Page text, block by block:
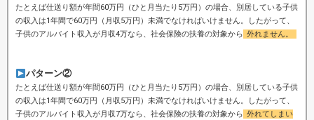
たとえば仕送り額が年間60万円（ひと月当たり5万円）の場合、別居している子供
の収入は1年間で60万円（月収5万円）未満でなければいけません。したがって、
子供のアルバイト収入が月収4万なら、社会保険の扶養の対象から 外れません。
パターン②
たとえば仕送り額が年間60万円（ひと月当たり5万円）の場合、別居している子供
の収入は1年間で60万円（月収5万円）未満でなければいけません。したがって、
子供のアルバイト収入が月収7万なら、社会保険の扶養の対象から 外れてしまい